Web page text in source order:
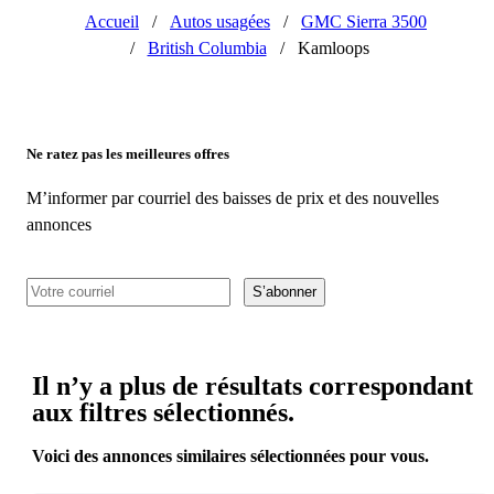
Accueil / Autos usagées /
GMC Sierra 3500
/
British Columbia / Kamloops
Ne ratez pas les meilleures offres
M’informer par courriel des baisses de prix et des nouvelles
annonces
S’abonner
Il n’y a plus de résultats correspondant
aux filtres sélectionnés.
Voici des annonces similaires sélectionnées pour vous.